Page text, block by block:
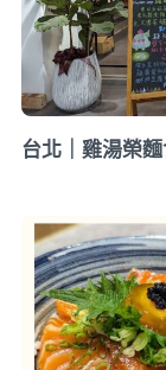
台北｜雞湯榮